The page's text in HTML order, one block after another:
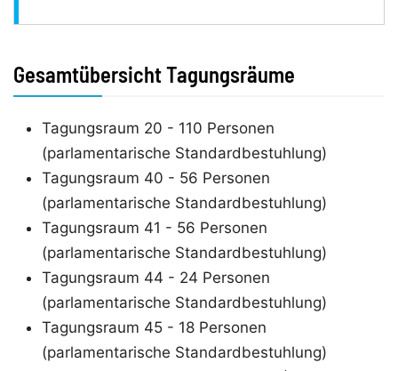
Gesamtübersicht Tagungsräume
Tagungsraum 20 - 110 Personen
(parlamentarische Standardbestuhlung)
Tagungsraum 40 - 56 Personen
(parlamentarische Standardbestuhlung)
Tagungsraum 41 - 56 Personen
(parlamentarische Standardbestuhlung)
Tagungsraum 44 - 24 Personen
(parlamentarische Standardbestuhlung)
Tagungsraum 45 - 18 Personen
(parlamentarische Standardbestuhlung)